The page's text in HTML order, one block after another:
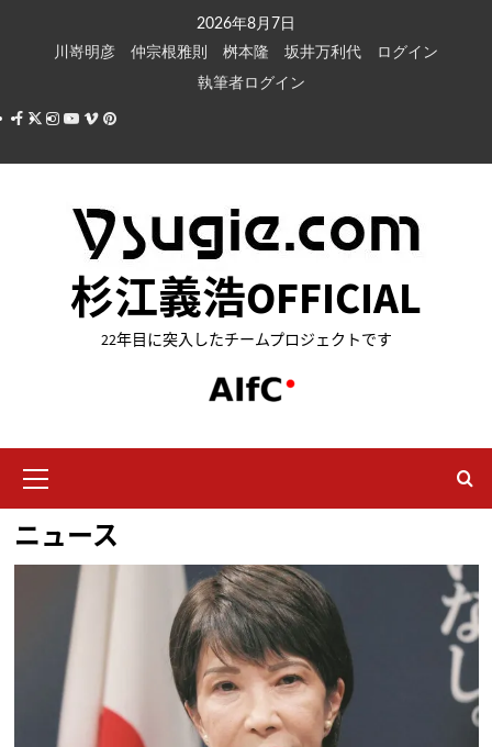
キ
2026年8月7日
川嵜明彦
仲宗根雅則 桝本隆 坂井万利代
ログイン
執筆者ログイン
Facebook
X Instagram
Youtube
VimeoPinterest
杉江義浩OFFICIAL
22年目に突入したチームプロジェクトです
イ
ン
メ
ニュース